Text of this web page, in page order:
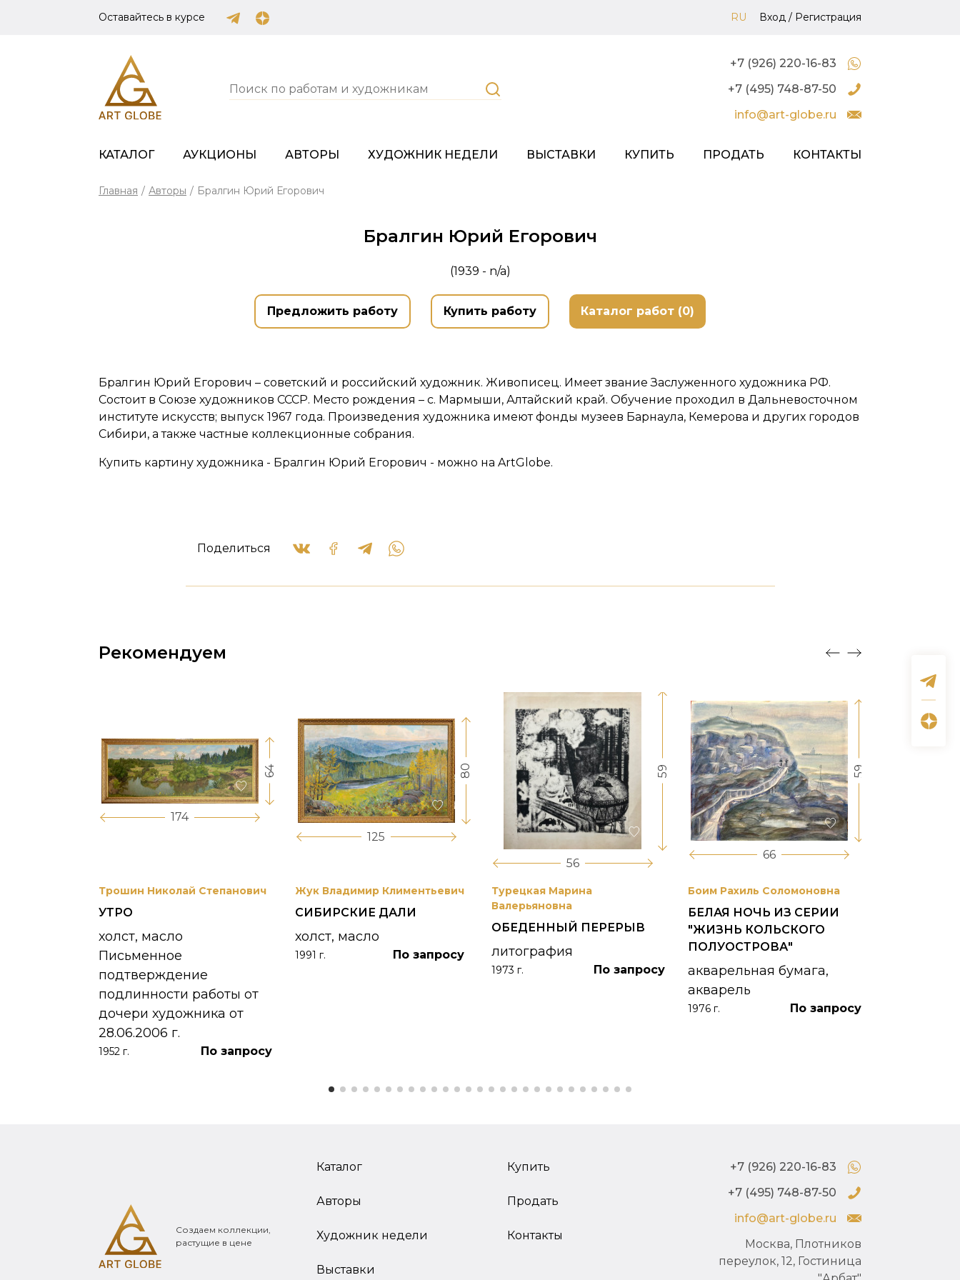
Оставайтесь в курсе RU Вход / Регистрация
+7 (926) 220-16-83
+7 (495) 748-87-50
info@art-globe.ru
КАТАЛОГ АУКЦИОНЫ АВТОРЫ ХУДОЖНИК НЕДЕЛИ ВЫСТАВКИ КУПИТЬ ПРОДАТЬ КОНТАКТЫ
Главная / Авторы / Бралгин Юрий Егорович
Бралгин Юрий Егорович
(1939 - n/a)
Предложить работу Купить работу Каталог работ (0)
Бралгин Юрий Егорович – советский и российский художник. Живописец. Имеет звание Заслуженного художника РФ.
Состоит в Союзе художников СССР. Место рождения – с. Мармыши, Алтайский край. Обучение проходил в Дальневосточном
институте искусств; выпуск 1967 года. Произведения художника имеют фонды музеев Барнаула, Кемерова и других городов
Сибири, а также частные коллекционные собрания.
Купить картину художника - Бралгин Юрий Егорович - можно на ArtGlobe.
Поделиться
Рекомендуем
174
64
Трошин Николай Степанович
УТРО
холст, масло
Письменное
подтверждение
подлинности работы от
дочери художника от
28.06.2006 г.
1952 г. По запросу
125
80
Жук Владимир Климентьевич
СИБИРСКИЕ ДАЛИ
холст, масло
1991 г. По запросу
56
59
Турецкая Марина
Валерьяновна
ОБЕДЕННЫЙ ПЕРЕРЫВ
литография
1973 г. По запросу
66
59
Боим Рахиль Соломоновна
БЕЛАЯ НОЧЬ ИЗ СЕРИИ
"ЖИЗНЬ КОЛЬСКОГО
ПОЛУОСТРОВА"
акварельная бумага,
акварель
1976 г. По запросу
Создаем коллекции,
растущие в цене
Каталог
Авторы
Художник недели
Выставки
Купить
Продать
Контакты
+7 (926) 220-16-83
+7 (495) 748-87-50
info@art-globe.ru
Москва, Плотников
переулок, 12, Гостиница